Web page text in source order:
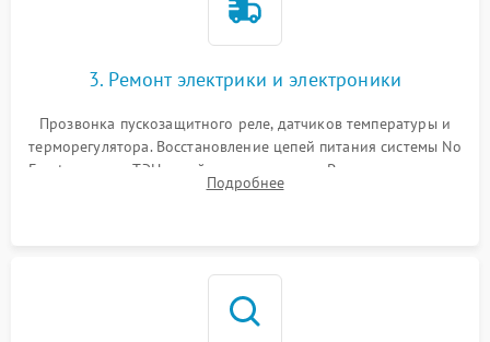
3. Ремонт электрики и электроники
Прозвонка пускозащитного реле, датчиков температуры и
терморегулятора. Восстановление цепей питания системы No
Frost, включая ТЭН оттайки и вентилятор. Ремонт или замена
платы управления при сбоях алгоритмов.
Подробнее